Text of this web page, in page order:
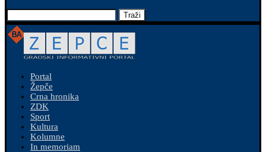
Traži
Portal
Žepče
Crna hronika
ZDK
Sport
Kultura
Kolumne
In memoriam